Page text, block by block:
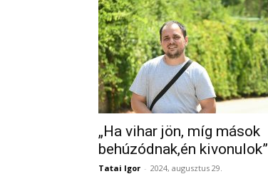
„Ha vihar jön, míg mások
behúzódnak,én kivonulok”
Tatai Igor - 2024, augusztus 29.